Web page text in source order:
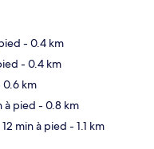
- 0.4 km
- 0.4 km
0.6 km
à pied - 0.8 km
min à pied - 1.1 km